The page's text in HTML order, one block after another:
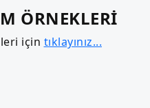
ÖRNEKLERİ
için tıklayınız...